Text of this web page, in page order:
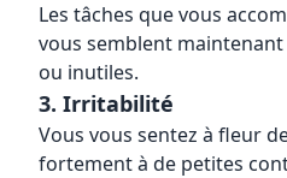
Les tâches que vous
vous semblent
ou inutiles.
3. Irritabilité
Vous vous sentez à fleur
fortement à de petites